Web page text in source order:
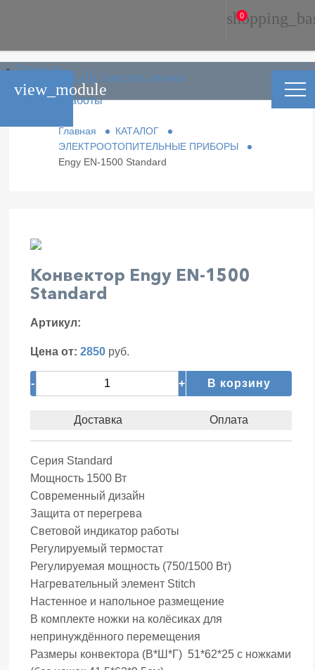
phone_in_talk Заказать звонок
Главная
Каталог
Условия работы
0
Главная
КАТАЛОГ
ЭЛЕКТРООТОПИТЕЛЬНЫЕ ПРИБОРЫ
Engy EN-1500 Standard
Конвектор Engy EN-1500
Standard
Артикул:
Цена от: 2850 руб.
- + В корзину
Доставка Оплата
Серия Standard
Мощность 1500 Вт
Современный дизайн
Защита от перегрева
Световой индикатор работы
Регулируемый термостат
Регулируемая мощность (750/1500 Вт)
Нагревательный элемент Stitch
Настенное и напольное размещение
В комплекте ножки на колёсиках для
непринуждённого перемещения
Размеры конвектора (В*Ш*Г) 51*62*25 с ножками
view_module